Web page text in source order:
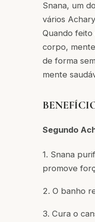
Snana, um
vários
Quando
corpo,
de forma
mente
Segundo
1. Snana
promove
2. O banho
3. Cura o